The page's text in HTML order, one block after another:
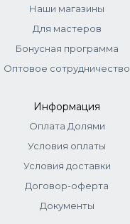
Наши магазины
Для мастеров
Бонусная программа
Оптовое сотрудничество
Информация
Оплата Долями
Условия оплаты
Условия доставки
Договор-оферта
Документы